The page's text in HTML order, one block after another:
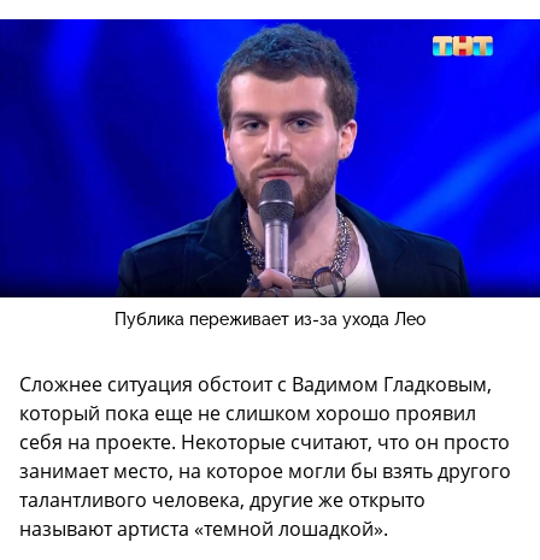
Публика переживает из-за ухода Лео
Сложнее ситуация обстоит с Вадимом Гладковым,
который пока еще не слишком хорошо проявил
себя на проекте. Некоторые считают, что он просто
занимает место, на которое могли бы взять другого
талантливого человека, другие же открыто
называют артиста «темной лошадкой».